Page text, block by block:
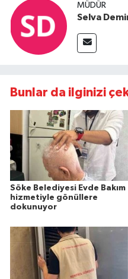
MÜDÜR
Selva
Bunlar da ilginizi
Söke Belediyesi Evde Bakım
hizmetiyle gönüllere
dokunuyor